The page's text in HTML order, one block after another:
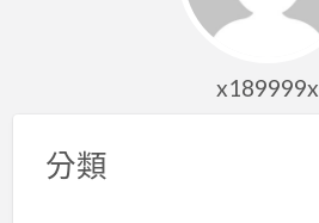
x189999x
分類